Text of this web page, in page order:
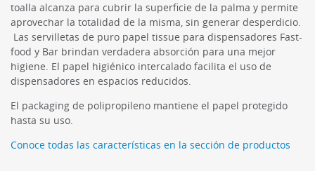
toalla alcanza para cubrir la superficie de la palma y permite
aprovechar la totalidad de la misma, sin generar desperdicio.
Las servilletas de puro papel tissue para dispensadores Fast-
food y Bar brindan verdadera absorción para una mejor
higiene. El papel higiénico intercalado facilita el uso de
dispensadores en espacios reducidos.
El packaging de polipropileno mantiene el papel protegido
hasta su uso.
Conoce todas las características en la sección de productos